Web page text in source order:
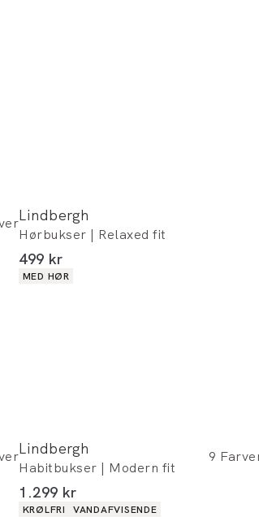
Lindbergh
Hørbukser | Relaxed fit
I alt (inkl. rabat)
499 kr
Produkt egenskaber
MED HØR
Lindbergh
Habitbukser | Modern fit
9
I alt (inkl. rabat)
1.299 kr
Produkt egenskaber
KRØLFRI VANDAFVISENDE